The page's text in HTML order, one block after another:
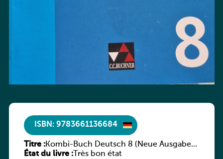
ISBN: 9783661136684
Titre :Kombi-Buch Deutsch 8 (Neue Ausgabe
Luxemburg)
État du livre :Très bon état